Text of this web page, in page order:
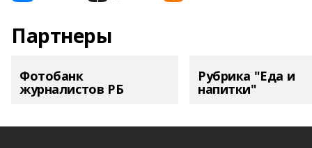
Партнеры
Фотобанк
журналистов РБ
Рубрика "Еда и
напитки"